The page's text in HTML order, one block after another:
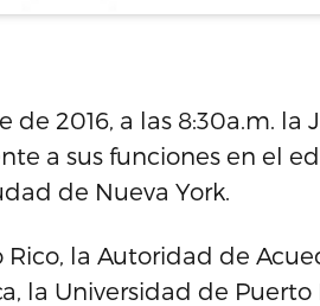
de 2016, a las 8:30a.m. la
a sus funciones en el
de Nueva York.
la Autoridad de
la Universidad de Puerto